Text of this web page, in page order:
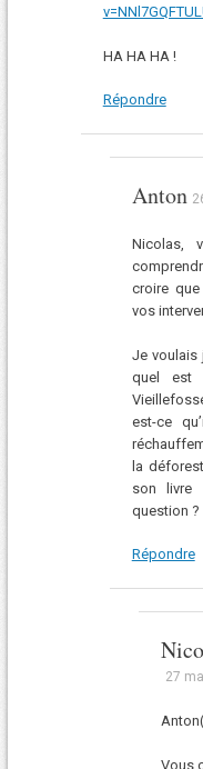
HA HA HA !
Répondre
Anton
Nicolas,
croire
vos
Je voulais
quel est
est-ce
la
son livre
question ?
Répondre
27
Vous